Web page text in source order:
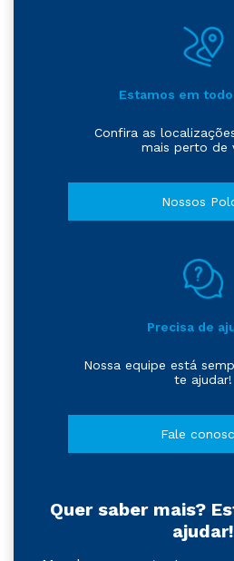
Estamos em
Confira as
mais perto de
Nossos
Precisa de
Nossa equipe está
te ajudar!
Fale
Quer saber mais?
ajudar!